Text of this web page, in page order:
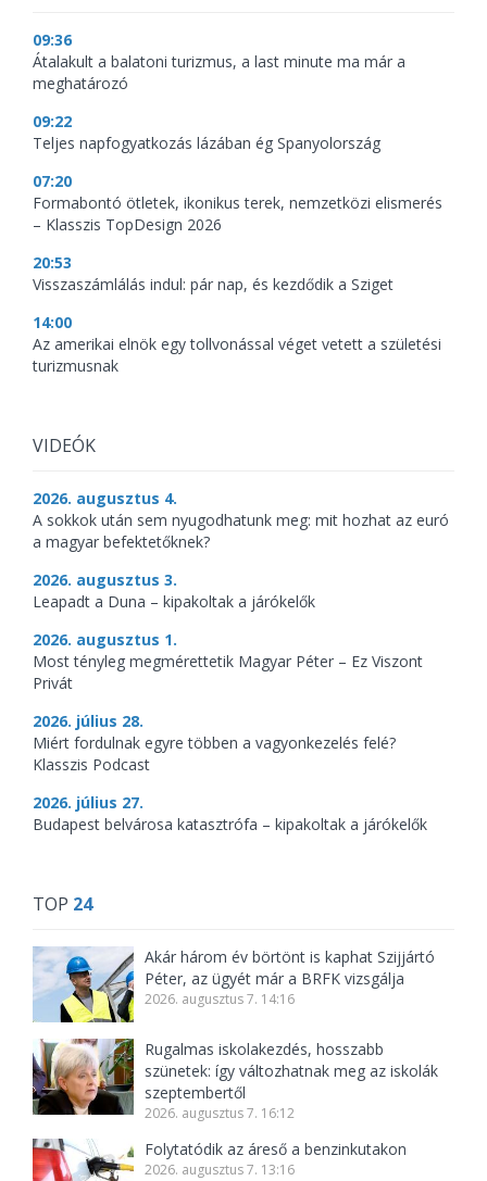
09:36
Átalakult a balatoni turizmus, a last minute ma már a
meghatározó
09:22
Teljes napfogyatkozás lázában ég Spanyolország
07:20
Formabontó ötletek, ikonikus terek, nemzetközi elismerés
– Klasszis TopDesign 2026
20:53
Visszaszámlálás indul: pár nap, és kezdődik a Sziget
14:00
Az amerikai elnök egy tollvonással véget vetett a születési
turizmusnak
VIDEÓK
2026. augusztus 4.
A sokkok után sem nyugodhatunk meg: mit hozhat az euró
a magyar befektetőknek?
2026. augusztus 3.
Leapadt a Duna – kipakoltak a járókelők
2026. augusztus 1.
Most tényleg megmérettetik Magyar Péter – Ez Viszont
Privát
2026. július 28.
Miért fordulnak egyre többen a vagyonkezelés felé?
Klasszis Podcast
2026. július 27.
Budapest belvárosa katasztrófa – kipakoltak a járókelők
TOP 24
Akár három év börtönt is kaphat Szijjártó
Péter, az ügyét már a BRFK vizsgálja
2026. augusztus 7. 14:16
Rugalmas iskolakezdés, hosszabb
szünetek: így változhatnak meg az iskolák
szeptembertől
2026. augusztus 7. 16:12
Folytatódik az áreső a benzinkutakon
2026. augusztus 7. 13:16